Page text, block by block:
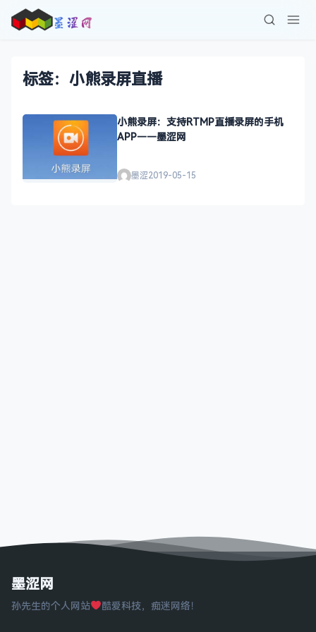
标签：小熊录屏直播
小熊录屏：支持RTMP直播录屏的手机
APP——墨涩网
墨涩2019-05-15
墨涩网
孙先生的个人网站 酷爱科技，痴迷网络！